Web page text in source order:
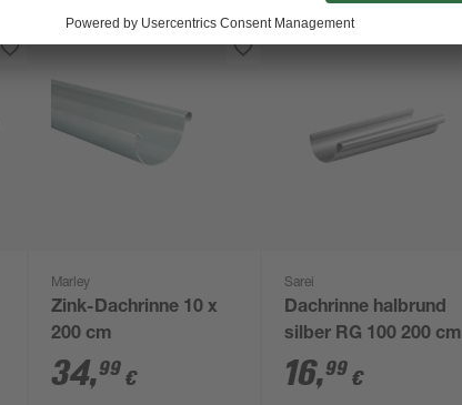
Marley
Zink-Dachrinne 10 x
200 cm
34,99 €
Sarei
Dachrinne halbrund
silber RG 100 200 cm
16,99 €